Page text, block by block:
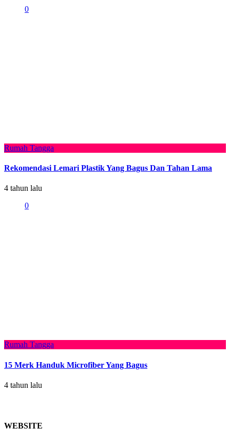
0
Rumah Tangga
Rekomendasi Lemari Plastik Yang Bagus Dan Tahan Lama
4 tahun lalu
0
Rumah Tangga
15 Merk Handuk Microfiber Yang Bagus
4 tahun lalu
WEBSITE